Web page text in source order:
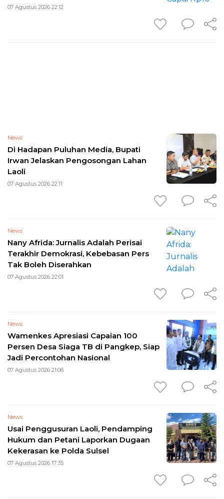
07 Agustus 2026 22:12
News
Di Hadapan Puluhan Media, Bupati
Irwan Jelaskan Pengosongan Lahan
Laoli
07 Agustus 2026 22:11
News
Nany Afrida: Jurnalis Adalah Perisai
Terakhir Demokrasi, Kebebasan Pers
Tak Boleh Diserahkan
07 Agustus 2026 22:01
News
Wamenkes Apresiasi Capaian 100
Persen Desa Siaga TB di Pangkep, Siap
Jadi Percontohan Nasional
07 Agustus 2026 21:06
News
Usai Penggusuran Laoli, Pendamping
Hukum dan Petani Laporkan Dugaan
Kekerasan ke Polda Sulsel
07 Agustus 2026 17:35